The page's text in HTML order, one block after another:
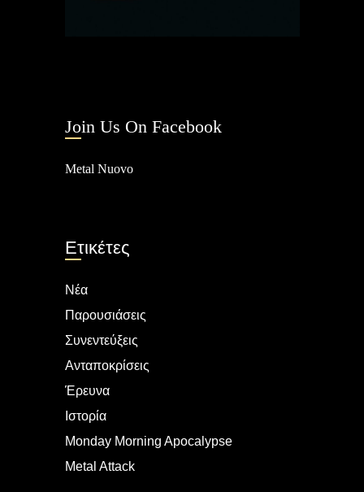
Join Us On Facebook
Metal Nuovo
Ετικέτες
Νέα
Παρουσιάσεις
Συνεντεύξεις
Ανταποκρίσεις
Έρευνα
Ιστορία
Monday Morning Apocalypse
Metal Attack